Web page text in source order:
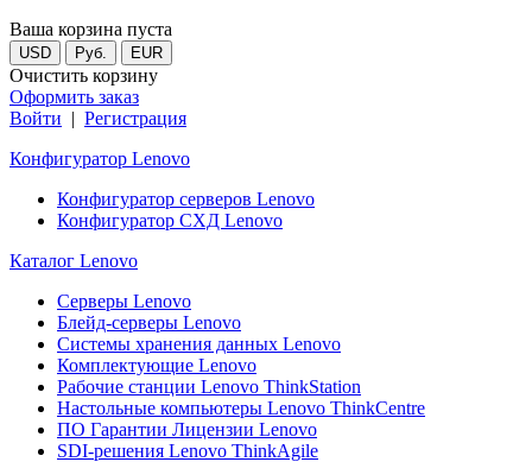
Ваша корзина пуста
USD Руб. EUR
Очистить корзину
Оформить заказ
Войти | Регистрация
Конфигуратор Lenovo
Конфигуратор серверов Lenovo
Конфигуратор СХД Lenovo
Каталог Lenovo
Серверы Lenovo
Блейд-серверы Lenovo
Системы хранения данных Lenovo
Комплектующие Lenovo
Рабочие станции Lenovo ThinkStation
Настольные компьютеры Lenovo ThinkCentre
ПО Гарантии Лицензии Lenovo
SDI-решения Lenovo ThinkAgile